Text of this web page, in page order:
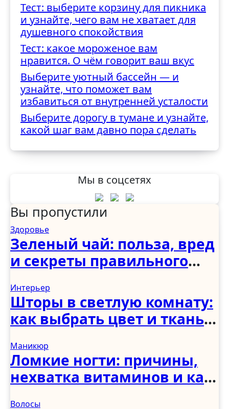
трудностями
Тест: выберите корзину для пикника
и узнайте, чего вам не хватает для
душевного спокойствия
Тест: какое мороженое вам
нравится. О чём говорит ваш вкус
Выберите уютный бассейн — и
узнайте, что поможет вам
избавиться от внутренней усталости
Выберите дорогу в тумане и узнайте,
какой шаг вам давно пора сделать
Мы в соцсетях
Вы пропустили
Здоровье
Зеленый чай: польза, вред
и секреты правильного
Интерьер
Шторы в светлую комнату:
как выбрать цвет и ткань
Маникюр
Ломкие ногти: причины,
нехватка витаминов и как
Волосы